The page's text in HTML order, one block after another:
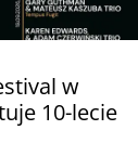
w
10-lecie